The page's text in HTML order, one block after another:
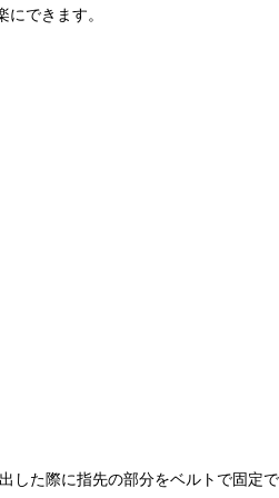
できます。
た際に指先の部分をベルトで固定で